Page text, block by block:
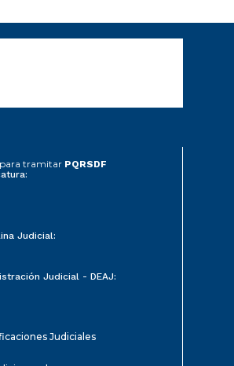
para tramitar PQRSDF
Judicial:
Judicial - DEAJ:
Judiciales